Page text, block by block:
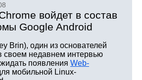
войдет в состав
Google Android
Brin), один из основателей
своем недавнем интервью
появления Web-
мобильной Linux-